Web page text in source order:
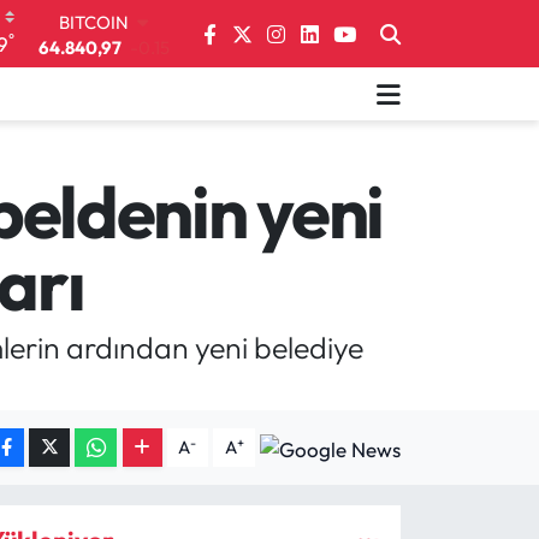
°
DOLAR
47,7436
EURO
6660.55 0
BİST100
BITCOIN
yeni
ardından yeni belediye
A- A+